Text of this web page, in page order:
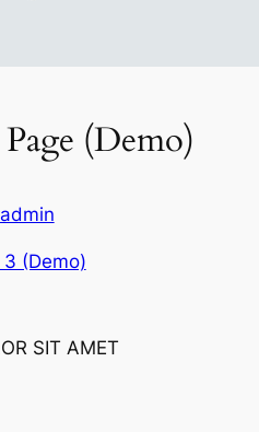
(Demo)
admin
(Demo)
SIT AMET